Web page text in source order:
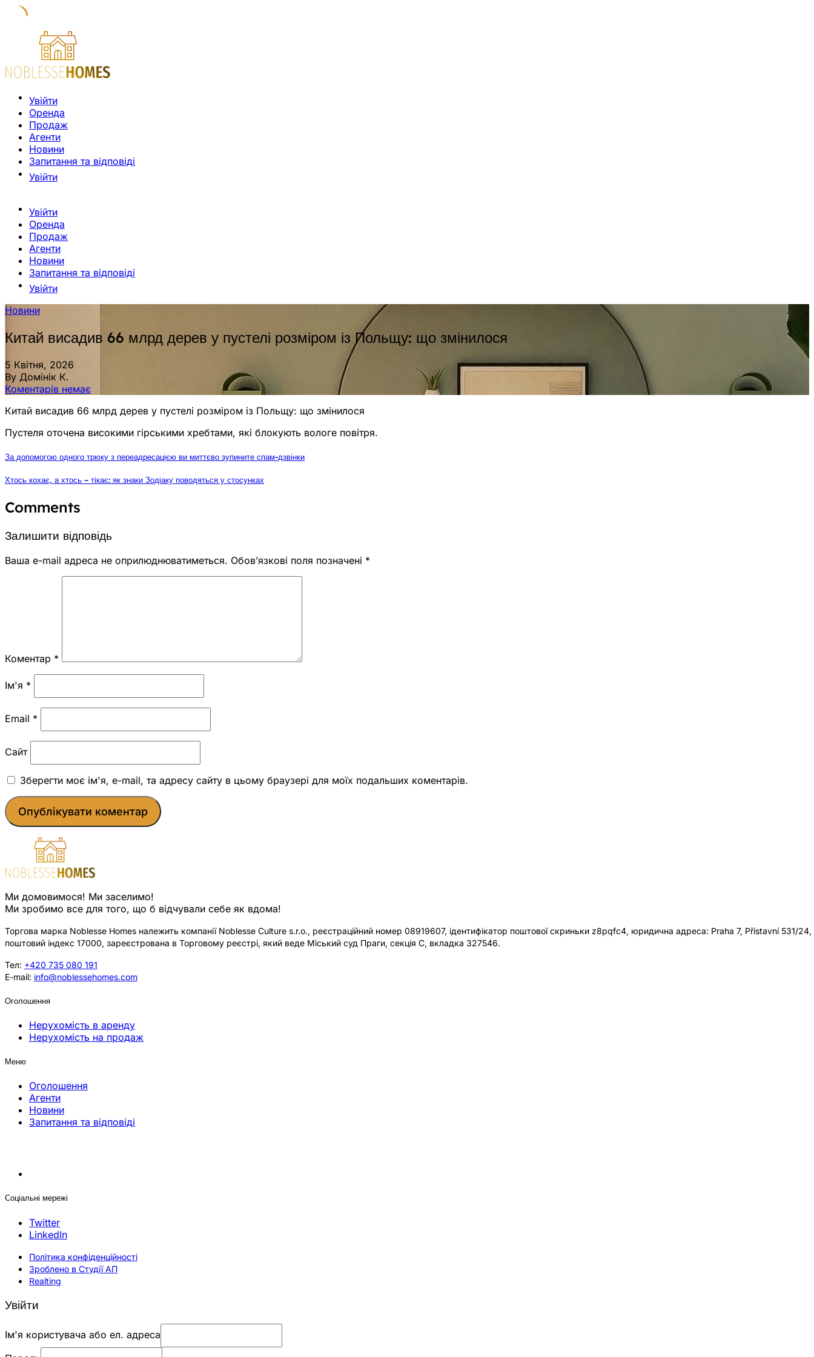
Увійти
Оренда
Продаж
Агенти
Новини
Запитання та відповіді
Увійти
Увійти
Оренда
Продаж
Агенти
Новини
Запитання та відповіді
Увійти
Новини
Китай висадив 66 млрд дерев у пустелі розміром із Польщу: що змінилося
5 Квітня, 2026
By Домінік К.
Коментарів немає
Китай висадив 66 млрд дерев у пустелі розміром із Польщу: що змінилося
Пустеля оточена високими гірськими хребтами, які блокують вологе повітря.
За допомогою одного трюку з переадресацією ви миттєво зупините спам-дзвінки
Хтось кохає, а хтось – тікає: як знаки Зодіаку поводяться у стосунках
Comments
Залишити відповідь
Ваша e-mail адреса не оприлюднюватиметься. Обов’язкові поля позначені *
Коментар *
Ім'я *
Email *
Сайт
Зберегти моє ім'я, e-mail, та адресу сайту в цьому браузері для моїх подальших коментарів.
Ми домовимося! Ми заселимо!
Ми зробимо все для того, що б відчували себе як вдома!
Торгова марка Noblesse Homes належить компанії Noblesse Culture s.r.o., реєстраційний номер 08919607, ідентифікатор поштової скриньки z8pqfc4, юридична адреса: Praha 7, Přístavní 531/24,
поштовий індекс 17000, зареєстрована в Торговому реєстрі, який веде Міський суд Праги, секція C, вкладка 327546.
Тел: +420 735 080 191
E-mail: info@noblessehomes.com
Оголошення
Нерухомість в аренду
Нерухомість на продаж
Меню
Оголошення
Агенти
Новини
Запитання та відповіді
Соціальні мережі
Twitter
LinkedIn
Політика конфіденційності
Зроблено в Студії АП
Realting
Увійти
Ім'я користувача або ел. адреса